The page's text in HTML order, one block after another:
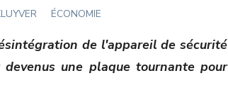
ÉCONOMIE
de l'appareil de sécurité
une plaque tournante pour